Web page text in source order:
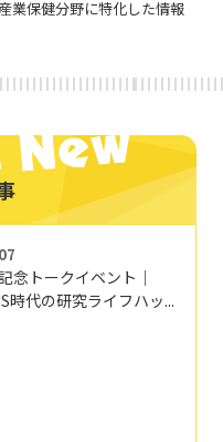
業保健分野に特化した情報
念トークイベント｜
時代の研究ライフハッ...